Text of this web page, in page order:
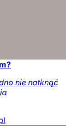
nie natknąć